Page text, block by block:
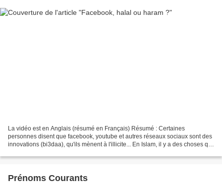
La vidéo est en Anglais (résumé en Français) Résumé : Certaines
personnes disent que facebook, youtube et autres réseaux sociaux sont des
innovations (bi3daa), qu'ils mènent à l'illicite... En Islam, il y a des choses qui
Prénoms Courants